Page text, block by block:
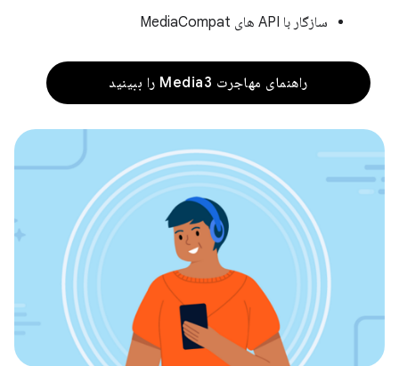
سازگار با API های MediaCompat
راهنمای مهاجرت Media3 را ببینید